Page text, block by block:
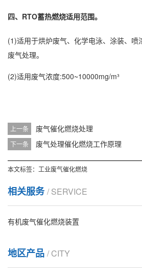
四、RTO蓄热燃烧适用范围。
(1)适用于烘炉废气、化学电泳、涂装、喷
废气处理。
(2)适用废气浓度:500~10000mg/m³
上一条 废气催化燃烧处理
下一条 废气处理催化燃烧工作原理
本文标签： 工业废气催化燃烧
相关服务/ SERVICE
有机废气催化燃烧装置
地区产品 / CITY